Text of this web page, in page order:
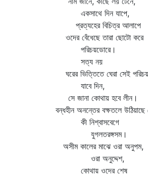
একসাথে দিন যাপে,
প্রত্যহের বিচিত্র আলাপে
ওদের বেঁধেছে তারা ছোটো করে
পরিচয়ডোরে।
সত্য নয়
ঘরের ভিত্তিতে ঘেরা সেই
যাবে দিন,
সে জানা কোথায় হবে লীন।
বন্ধহীন অনন্তের বক্ষতলে উঠিয়াছে
কী নিশ্বাসবেগে
যুগলতরঙ্গসম।
অসীম কালের মাঝে ওরা অনুপম,
ওরা অনুদ্দেশ,
কোথায় ওদের শেষ